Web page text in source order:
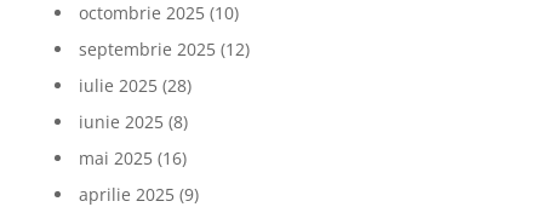
octombrie 2025(10)
septembrie 2025(12)
iulie 2025(28)
iunie 2025(8)
mai 2025(16)
aprilie 2025(9)